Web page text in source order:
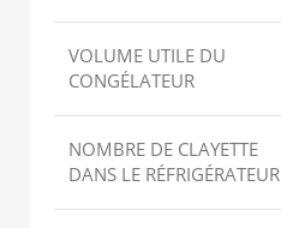
VOLUME UTILE DU
CONGÉLATEUR
NOMBRE DE CLAYETTE
DANS LE RÉFRIGÉRATEUR